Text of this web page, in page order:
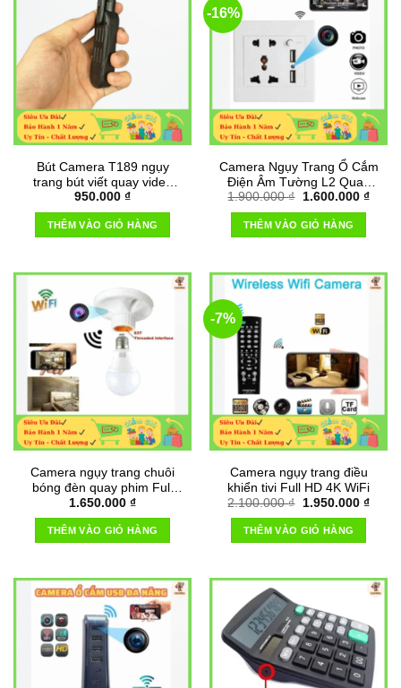
Bút Camera T189 ngụy
trang bút viết quay video
chất lượng 1080P
950.000 ₫
THÊM VÀO GIỎ HÀNG
-16%
Camera Ngụy Trang Ổ Cắm
Điện Âm Tường L2 Quay
Phim Full HD 4K Wifi
1.900.000₫
Giá
là:
1.900.000 ₫.
1.600.000 ₫Giá
THÊM VÀO GIỎ HÀNG
Camera ngụy trang chuôi
bóng đèn quay phim Full
HD 1080P
1.650.000 ₫
THÊM VÀO GIỎ HÀNG
-7%
Camera ngụy trang điều
khiển tivi Full HD 4K WiFi
2.100.000₫
Giá
là:
2.100.000 ₫.
1.950.000 ₫Giá
THÊM VÀO GIỎ HÀNG